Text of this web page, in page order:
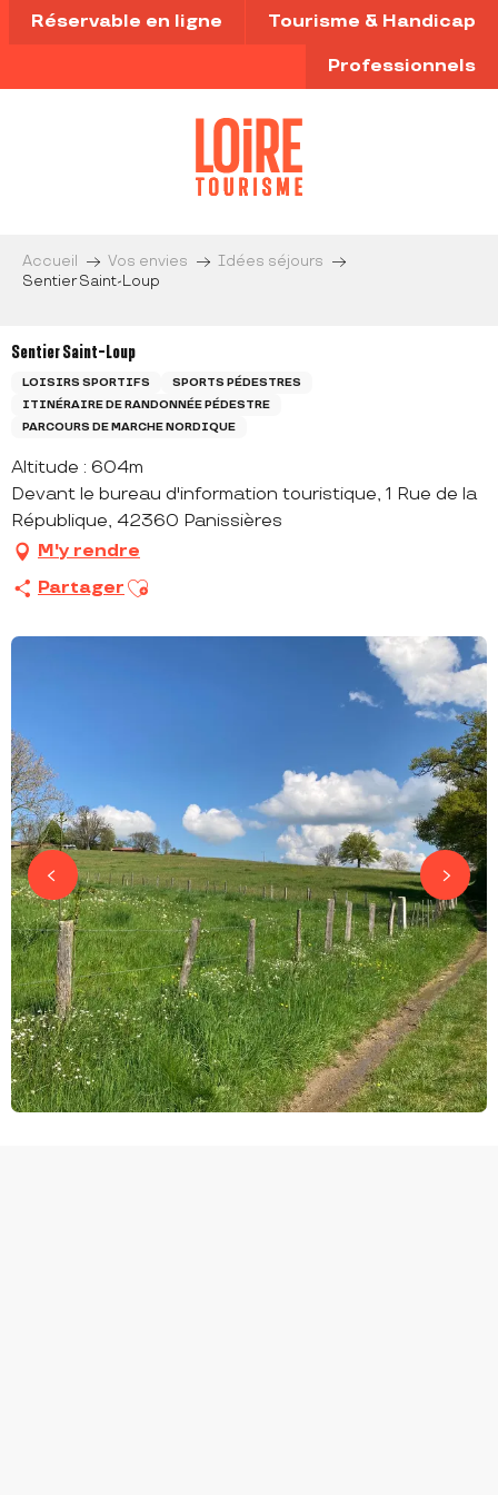
Aller
au
principal
Réservable en ligne Tourisme & Handicap
Professionnels
Accueil Vos envies
Idées séjours
Sentier Saint-Loup
Sentier Saint-Loup
LOISIRS SPORTIFS
SPORTS PÉDESTRES
ITINÉRAIRE DE RANDONNÉE PÉDESTRE
PARCOURS DE MARCHE NORDIQUE
Altitude : 604m
Devant le bureau d'information touristique, 1 Rue de la
République, 42360 Panissières
M'y rendre
Partager Ajouter aux favoris